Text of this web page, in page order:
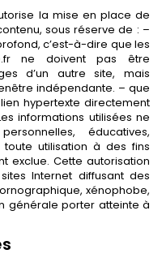
la mise en place de
sous réserve de : –
c’est-à-dire que les
ne doivent pas être
d’un autre site, mais
indépendante. – que
hypertexte directement
informations utilisées ne
éducatives,
utilisation à des fins
exclue. Cette autorisation
Internet diffusant des
xénophobe,
générale porter atteinte à